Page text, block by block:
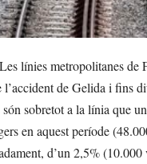
línies metropolitanes de
l’accident de Gelida i fins
sobretot a la línia que
en aquest període
d’un 2,5%